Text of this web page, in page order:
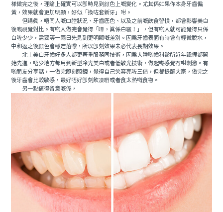
樣做完之後，理論上確實可以即時見到顔色上嘅變化。尤其係如果你本身牙齒偏
黃，效果就會更加明顯，好似「換咗套新牙」咁。
但講真，唔同人嘅口腔狀況、牙齒底色、以及之前嘅飲食習慣，都會影響美白
後嘅視覺對比。有啲人做完會覺得「嘩，真係白曬！」，但有啲人就可能覺得只係
白咗少少，需要等一兩日先見到更明顯嘅差別。因爲牙齒表面有時會有輕微脫水，
中和返之後顔色會穩定落嚟，所以即刻效果未必代表長期效果。
北上美白牙齒好多人都更著重服務同技術，因爲大陸啲齒科診所近年設備都開
始先進，唔少地方都用到新型冷光美白或者低敏光技術，做起嚟感覺冇咁刺激。有
啲朋友分享話，一做完即刻照鏡，覺得自己笑容亮咗三倍，但都提醒大家，做完之
後牙齒會比較敏感，最好唔好即刻飲凍嘢或者食太熱嘅食物。
另一點值得留意嘅係，